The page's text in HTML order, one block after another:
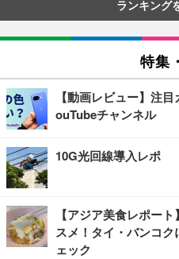
ランキング
特集
【動画レビュー】注
ouTubeチャンネル
10G光回線導入レポ
【アジア美食レポー
スメ！タイ・バンコ
ェック